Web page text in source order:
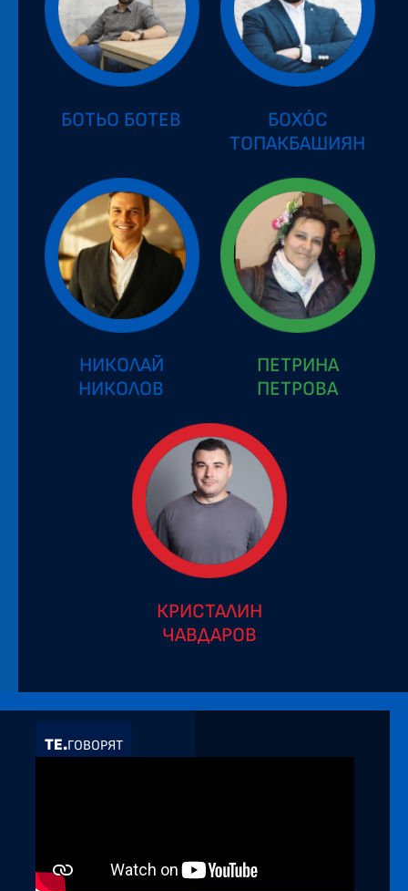
БОТЬО БОТЕВ
БОХÓС
ТОПАКБАШИЯН
НИКОЛАЙ
НИКОЛОВ
ПЕТРИНА
ПЕТРОВА
КРИСТАЛИН
ЧАВДАРОВ
ТЕ.ГОВОРЯТ